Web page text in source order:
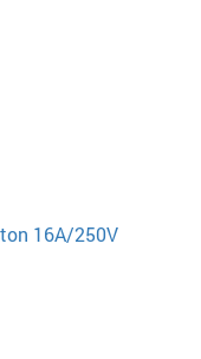
16А/250V